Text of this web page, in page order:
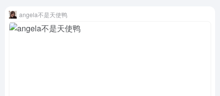
angela不是天使鸭